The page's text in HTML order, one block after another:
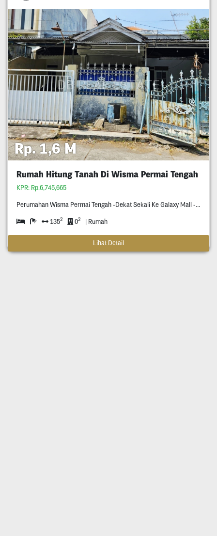
Rp. 1,6 M
Rumah Hitung Tanah Di Wisma Permai Tengah
KPR: Rp.6,745,665
Perumahan Wisma Permai Tengah -Dekat Sekali Ke Galaxy Mall -Dekat Kampus C Unair -Surat Shm -Row Jalan Dua Setengah Mobil -Hadap Utara
1352 02 | Rumah
Lihat Detail